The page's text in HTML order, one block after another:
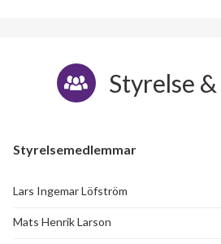
Styrelse
Styrelsemedlemmar
Lars Ingemar Löfström
Mats Henrik Larson